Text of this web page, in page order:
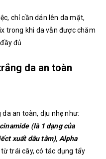
chỉ cần dán lên da mặt,
trong khi da vẫn được chăm
đủ
da an toàn
an toàn, dịu nhẹ như:
(là 1 dạng của
xuất dâu tằm), Alpha
trái cây, có tác dụng tẩy